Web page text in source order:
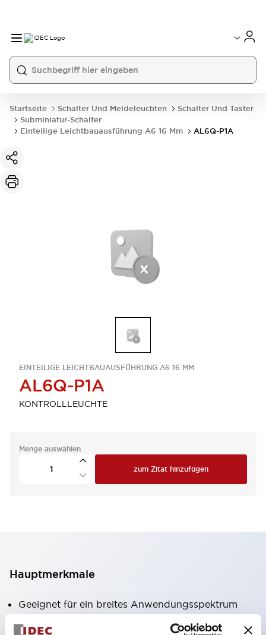
Startseite Schalter Und Meldeleuchten
Schalter Und Taster
Subminiatur-Schalter
Einteilige Leichtbauausführung A6 16 Mm
AL6Q-P1A
EINTEILIGE LEICHTBAUAUSFÜHRUNG A6 16 MM
AL6Q-P1A
KONTROLLLEUCHTE
Menge auswählen
zum Zitat hinzufügen
Hauptmerkmale
Geeignet für ein breites Anwendungsspektrum
von der Konsumelektronik bis zum FA-Bereich